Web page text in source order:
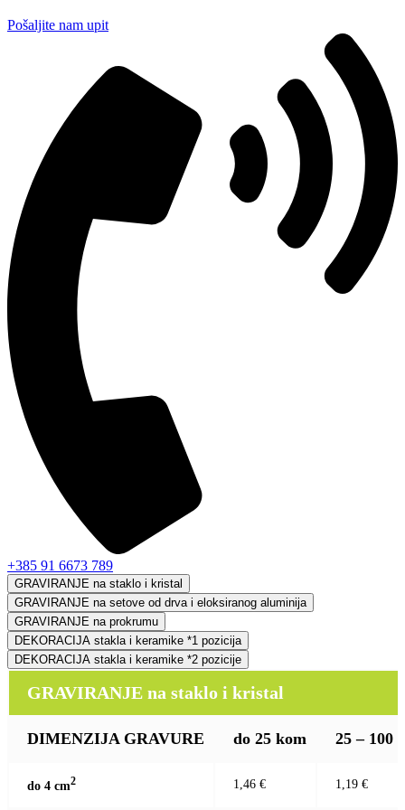
Pošaljite nam upit
+385 91 6673 789
GRAVIRANJE na staklo i kristal
GRAVIRANJE na setove od drva i eloksiranog aluminija
GRAVIRANJE na prokrumu
DEKORACIJA stakla i keramike *1 pozicija
DEKORACIJA stakla i keramike *2 pozicije
GRAVIRANJE na staklo i kristal
DIMENZIJA GRAVURE do 25 kom 25 – 100
do 4 cm2 1,46 € 1,19 €